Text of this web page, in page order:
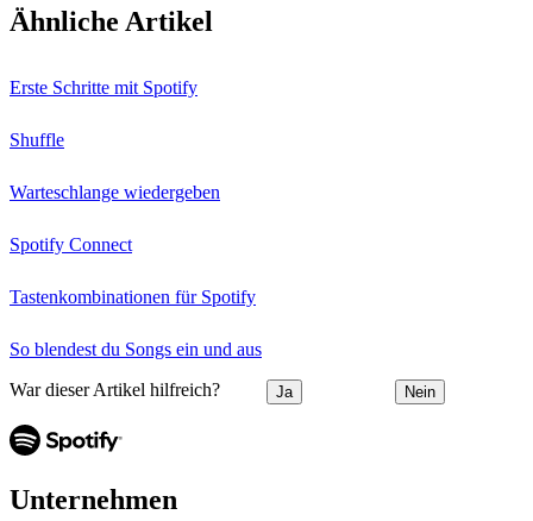
Ähnliche Artikel
Erste Schritte mit Spotify
Shuffle
Warteschlange wiedergeben
Spotify Connect
Tastenkombinationen für Spotify
So blendest du Songs ein und aus
War dieser Artikel hilfreich? Ja Nein
Unternehmen